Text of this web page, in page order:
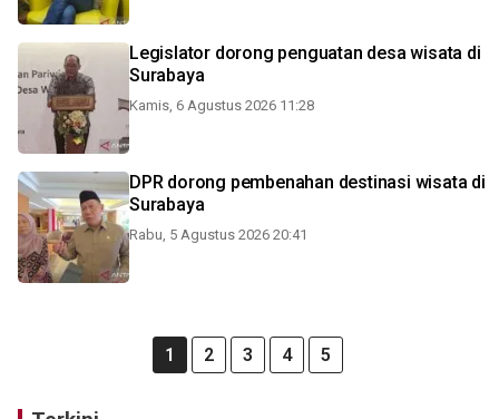
Legislator dorong penguatan desa wisata di
Surabaya
Kamis, 6 Agustus 2026 11:28
DPR dorong pembenahan destinasi wisata di
Surabaya
Rabu, 5 Agustus 2026 20:41
1 2 3 4 5